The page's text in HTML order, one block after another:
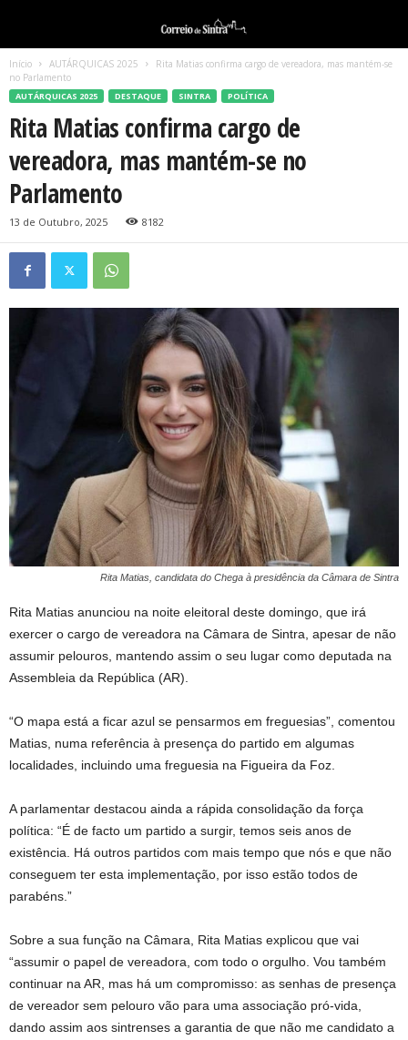
Início AUTÁRQUICAS 2025
Rita Matias confirma cargo de vereadora, mas mantém-se
no Parlamento
AUTÁRQUICAS 2025 DESTAQUE SINTRA POLÍTICA
Rita Matias confirma cargo de
vereadora, mas mantém-se no
Parlamento
13 de Outubro, 2025 8182
Rita Matias, candidata do Chega à presidência da Câmara de Sintra
Rita Matias anunciou na noite eleitoral deste domingo, que irá
exercer o cargo de vereadora na Câmara de Sintra, apesar de não
assumir pelouros, mantendo assim o seu lugar como deputada na
Assembleia da República (AR).
“O mapa está a ficar azul se pensarmos em freguesias”, comentou
Matias, numa referência à presença do partido em algumas
localidades, incluindo uma freguesia na Figueira da Foz.
A parlamentar destacou ainda a rápida consolidação da força
política: “É de facto um partido a surgir, temos seis anos de
existência. Há outros partidos com mais tempo que nós e que não
conseguem ter esta implementação, por isso estão todos de
parabéns.”
Sobre a sua função na Câmara, Rita Matias explicou que vai
“assumir o papel de vereadora, com todo o orgulho. Vou também
continuar na AR, mas há um compromisso: as senhas de presença
de vereador sem pelouro vão para uma associação pró-vida,
dando assim aos sintrenses a garantia de que não me candidato a